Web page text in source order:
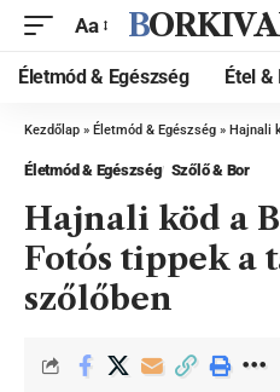
Aa
Életmód & Egészség Étel &
Kezdőlap » Életmód & Egészség » Hajnali
Életmód & Egészség Szőlő & Bor
Hajnali köd a
Fotós tippek a
szőlőben